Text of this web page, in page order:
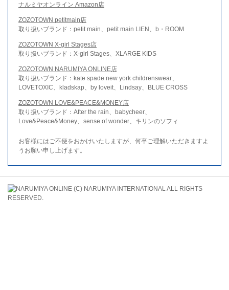
ナルミヤオンライン Amazon店
ZOZOTOWN petitmain店
取り扱いブランド：petit main、petit main LIEN、b・ROOM
ZOZOTOWN X-girl Stages店
取り扱いブランド：X-girl Stages、XLARGE KIDS
ZOZOTOWN NARUMIYA ONLINE店
取り扱いブランド：kate spade new york childrenswear、
LOVETOXIC、kladskap、by loveit、Lindsay、BLUE CROSS
ZOZOTOWN LOVE&PEACE&MONEY店
取り扱いブランド：After the rain、babycheer、
Love&Peace&Money、sense of wonder、キリンのソフィ
お客様にはご不便をおかけいたしますが、何卒ご理解いただきますよ
うお願い申し上げます。